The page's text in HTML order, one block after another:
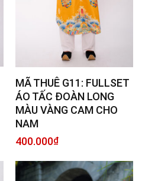
MÃ THUÊ G11: FULLSET
ÁO TẤC ĐOÀN LONG
MÀU VÀNG CAM CHO
NAM
400.000₫